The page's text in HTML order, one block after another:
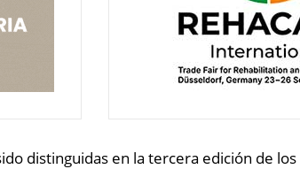
distinguidas en la tercera edición de los